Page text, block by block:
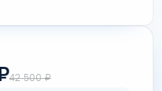
42 500 ₽